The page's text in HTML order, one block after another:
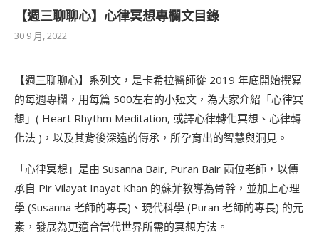
【週三聊聊心】心律冥想專欄文目錄
30 9 月, 2022
【週三聊聊心】系列文，是卡希拉醫師從 2019 年底開始撰寫
的每週專欄，用每篇 500左右的小短文，為大家介紹「心律冥
想」( Heart Rhythm Meditation, 或譯心律轉化冥想、心律轉
化法 )，以及其背後深遠的傳承，所孕育出的智慧與洞見。
「心律冥想」是由 Susanna Bair, Puran Bair 兩位老師，以傳
承自 Pir Vilayat Inayat Khan 的蘇菲教導為骨幹，並加上心理
學 (Susanna 老師的專長)、現代科學 (Puran 老師的專長) 的元
素，發展為更適合當代世界所需的冥想方法。